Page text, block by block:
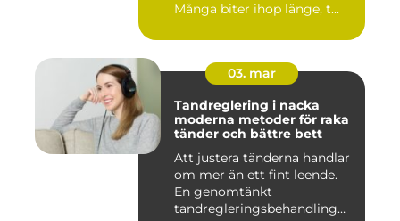
Många biter ihop länge, t...
03. mar
Tandreglering i nacka
moderna metoder för raka
tänder och bättre bett
Att justera tänderna handlar
om mer än ett fint leende.
En genomtänkt
tandregleringsbehandling